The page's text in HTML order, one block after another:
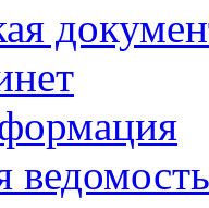
ведомость